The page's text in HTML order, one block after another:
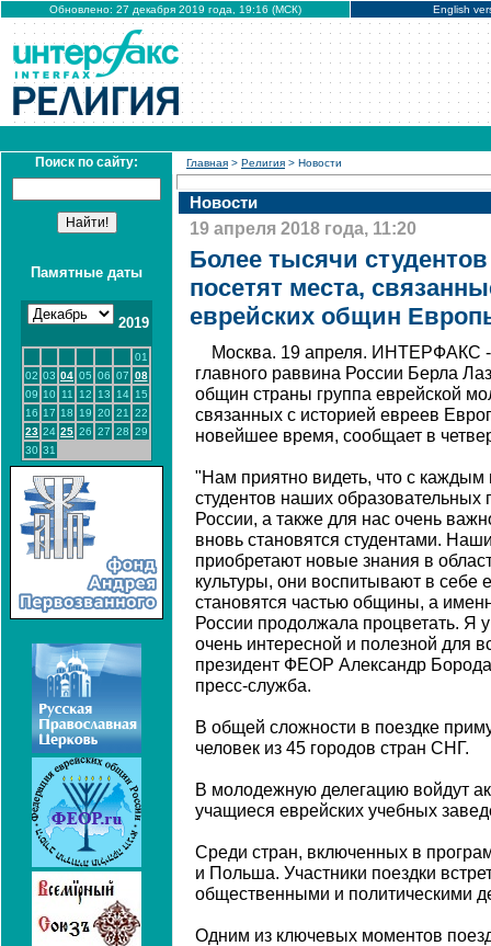
Обновлено: 27 декабря 2019 года, 19:16 (МСК) English
Поиск по сайту:
Памятные даты
2019
01
02 03 04 05 06 07 08
09 10 11 12 13 14 15
16 17 18 19 20 21
22
23 24 25 26 27 28 29
30 31
Главная > Религия > Новости
Новости
19 апреля 2018 года, 11:20
Более тысячи
посетят места,
еврейских общин
Москва. 19 апреля. ИНТЕРФАКС
главного раввина России Берла
общин страны группа еврейской
связанных с историей евреев
новейшее время, сообщает в
"Нам приятно видеть, что с каждым
студентов наших образовательных
России, а также для нас очень
вновь становятся студентами.
приобретают новые знания в
культуры, они воспитывают в себе
становятся частью общины, а
России продолжала процветать. Я
очень интересной и полезной для
президент ФЕОР Александр
пресс-служба.
В общей сложности в поездке
человек из 45 городов стран СНГ.
В молодежную делегацию войдут
учащиеся еврейских учебных
Среди стран, включенных в
и Польша. Участники поездки
общественными и политическими
Одним из ключевых моментов